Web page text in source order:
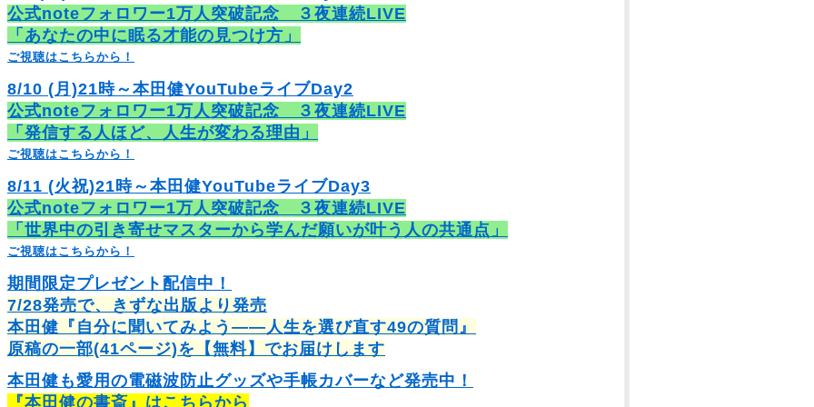
公式noteフォロワー1万人突破記念 ３夜連続LIVE
「あなたの中に眠る才能の見つけ方」
ご視聴はこちらから！
8/10 (月)21時～本田健YouTubeライブDay2
公式noteフォロワー1万人突破記念 ３夜連続LIVE
「発信する人ほど、人生が変わる理由」
ご視聴はこちらから！
8/11 (火祝)21時～本田健YouTubeライブDay3
公式noteフォロワー1万人突破記念 ３夜連続LIVE
「世界中の引き寄せマスターから学んだ願いが叶う人の共通点」
ご視聴はこちらから！
期間限定プレゼント配信中！
7/28発売で、きずな出版より発売
本田健『自分に聞いてみよう――人生を選び直す49の質問』
原稿の一部(41ページ)を【無料】でお届けします
本田健も愛用の電磁波防止グッズや手帳カバーなど発売中！
『本田健の書斎』はこちらから